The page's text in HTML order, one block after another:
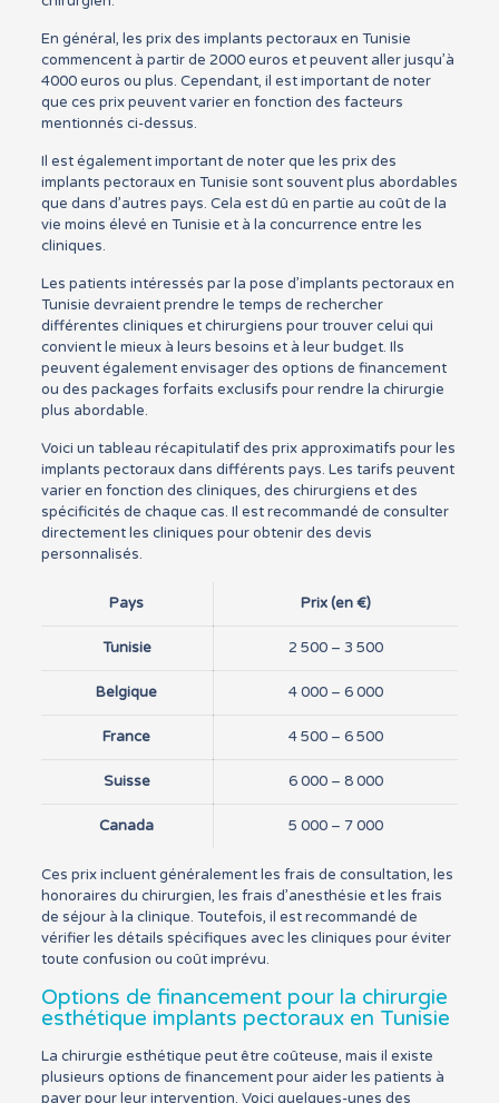
En général, les prix des implants pectoraux en Tunisie
commencent à partir de 2000 euros et peuvent aller jusqu’à
4000 euros ou plus. Cependant, il est important de noter
que ces prix peuvent varier en fonction des facteurs
mentionnés ci-dessus.
Il est également important de noter que les prix des
implants pectoraux en Tunisie sont souvent plus abordables
que dans d’autres pays. Cela est dû en partie au coût de la
vie moins élevé en Tunisie et à la concurrence entre les
cliniques.
Les patients intéressés par la pose d’implants pectoraux en
Tunisie devraient prendre le temps de rechercher
différentes cliniques et chirurgiens pour trouver celui qui
convient le mieux à leurs besoins et à leur budget. Ils
peuvent également envisager des options de financement
ou des packages forfaits exclusifs pour rendre la chirurgie
plus abordable.
Voici un tableau récapitulatif des prix approximatifs pour les
implants pectoraux dans différents pays. Les tarifs peuvent
varier en fonction des cliniques, des chirurgiens et des
spécificités de chaque cas. Il est recommandé de consulter
directement les cliniques pour obtenir des devis
personnalisés.
Pays Prix (en €)
Tunisie 2 500 – 3 500
Belgique 4 000 – 6 000
France 4 500 – 6 500
Suisse 6 000 – 8 000
Canada 5 000 – 7 000
Ces prix incluent généralement les frais de consultation, les
honoraires du chirurgien, les frais d’anesthésie et les frais
de séjour à la clinique. Toutefois, il est recommandé de
vérifier les détails spécifiques avec les cliniques pour éviter
toute confusion ou coût imprévu.
Options de financement pour la chirurgie
esthétique implants pectoraux en Tunisie
La chirurgie esthétique peut être coûteuse, mais il existe
plusieurs options de financement pour aider les patients à
payer pour leur intervention. Voici quelques-unes des